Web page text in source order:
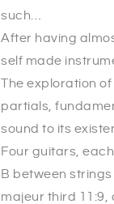
such…
After having
self made
The exploration
partials,
sound to its
Four guitars,
B between
majeur third 11:9,